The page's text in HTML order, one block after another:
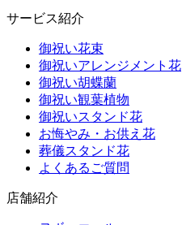
サービス紹介
御祝い花束
御祝いアレンジメント花
御祝い胡蝶蘭
御祝い観葉植物
御祝いスタンド花
お悔やみ・お供え花
葬儀スタンド花
よくあるご質問
店舗紹介